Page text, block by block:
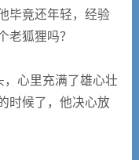
毕竟还年轻，经验
老狐狸吗？
心里充满了雄心壮
时候了，他决心放